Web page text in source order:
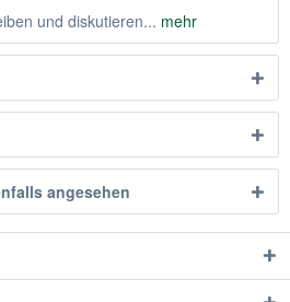
und diskutieren... mehr
angesehen